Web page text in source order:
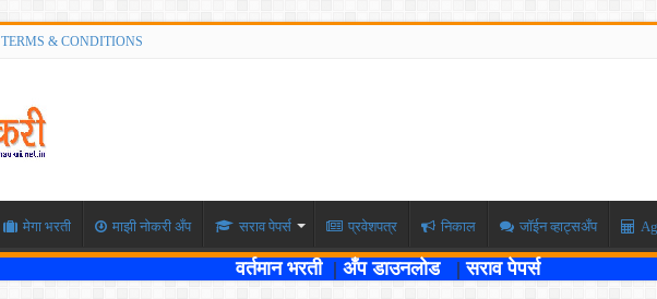
TERMS & CONDITIONS
मेगा भरती माझी नोकरी अँप सराव पेपर्स प्रवेशपत्र निकाल जॉईन व्हाट्सअँप
वर्तमान भरती | अँप डाउनलोड |सराव पेपर्स